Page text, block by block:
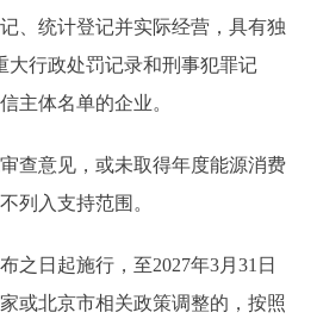
、统计登记并实际经营，具有独
大行政处罚记录和刑事犯罪记
主体名单的企业。
审查意见，或未取得年度能源消费
列入支持范围。
之日起施行，至2027年3月31日
或北京市相关政策调整的，按照